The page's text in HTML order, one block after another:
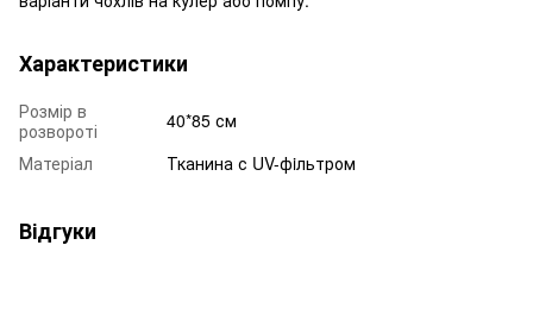
Характеристики
Розмір в
розвороті
40*85 см
Матеріал
Тканина с UV-фiльтром
Відгуки